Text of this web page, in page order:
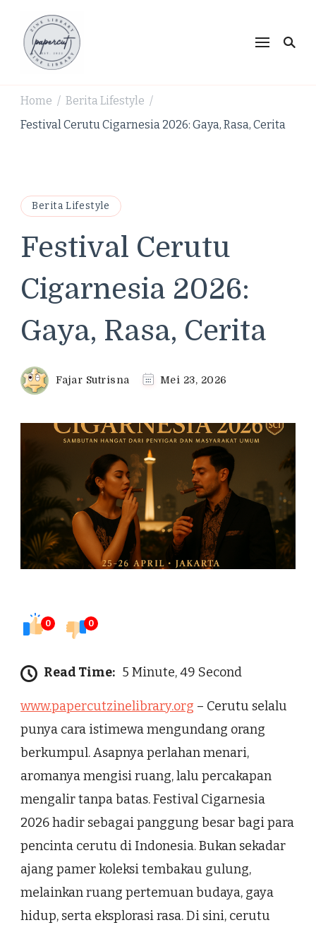
PaperCut Zine Library |
Produktivitas & Inspirasi
Kreatif
Ikuti cerita gaya hidup, kebiasaan positif, serta
Home / Berita Lifestyle /
Festival Cerutu Cigarnesia 2026: Gaya, Rasa, Cerita
Berita Lifestyle
Festival Cerutu
Cigarnesia 2026:
Gaya, Rasa, Cerita
Fajar Sutrisna Mei 23, 2026
0 0
Read Time: 5 Minute, 49 Second
www.papercutzinelibrary.org – Cerutu selalu
punya cara istimewa mengundang orang
berkumpul. Asapnya perlahan menari,
aromanya mengisi ruang, lalu percakapan
mengalir tanpa batas. Festival Cigarnesia
2026 hadir sebagai panggung besar bagi para
pencinta cerutu di Indonesia. Bukan sekadar
ajang pamer koleksi tembakau gulung,
melainkan ruang pertemuan budaya, gaya
hidup, serta eksplorasi rasa. Di sini, cerutu